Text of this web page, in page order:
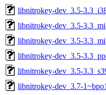
libnitrokey-dev_3.5-
libnitrokey-dev_3.5-
libnitrokey-dev_3.5-
libnitrokey-dev_3.5-
libnitrokey-dev_3.5-
libnitrokey-dev_3.7-